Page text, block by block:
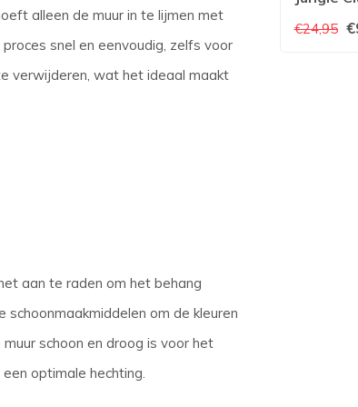
alleen de muur in te lijmen met
snel en eenvoudig, zelfs voor
verwijderen, wat het ideaal maakt
aan te raden om het behang
om de kleuren
schoon en droog is voor het
optimale hechting.
€24,95